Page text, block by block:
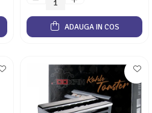
ADAUGA IN COS